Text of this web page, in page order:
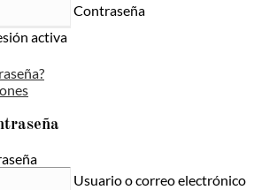
Contraseña
activa
Usuario o correo electrónico